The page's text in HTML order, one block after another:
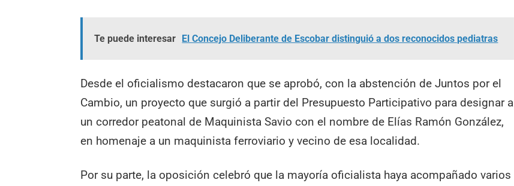
Te puede interesar El Concejo Deliberante de Escobar distinguió a dos reconocidos pediatras
Desde el oficialismo destacaron que se aprobó, con la abstención de Juntos por el
Cambio, un proyecto que surgió a partir del Presupuesto Participativo para designar a
un corredor peatonal de Maquinista Savio con el nombre de Elías Ramón González,
en homenaje a un maquinista ferroviario y vecino de esa localidad.
Por su parte, la oposición celebró que la mayoría oficialista haya acompañado varios